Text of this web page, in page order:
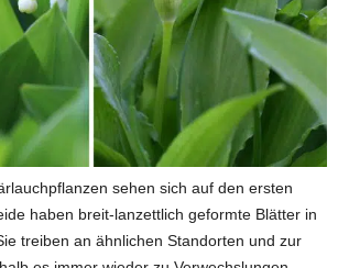
sehen sich auf den ersten
haben breit-lanzettlich geformte Blätter in
treiben an ähnlichen Standorten und zur